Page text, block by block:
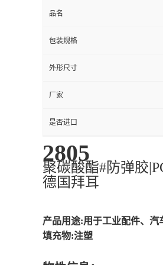
品名
包装规格
外形尺寸
厂家
是否进口
2805
聚碳酸酯#防弹胶
德国拜耳
产品用途:用于工业配件、汽
填充物:注塑